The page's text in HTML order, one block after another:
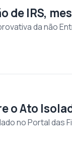
de IRS,
da não
o Ato
no Portal das